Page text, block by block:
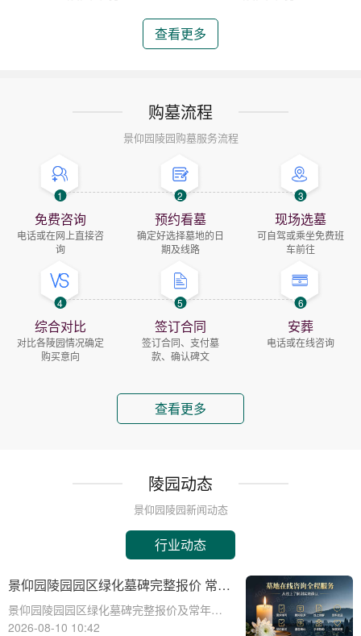
查看更多
购墓流程
景仰园陵园购墓服务流程
1
免费咨询
电话或在网上直接咨
询
2
预约看墓
确定好选择墓地的日
期及线路
3
现场选墓
可自驾或乘坐免费班
车前往
4
综合对比
对比各陵园情况确定
购买意向
5
签订合同
签订合同、支付墓
款、确认碑文
6
安葬
电话或在线咨询
查看更多
陵园动态
景仰园陵园新闻动态
行业动态
景仰园陵园园区绿化墓碑完整报价 常年
养护不收取额外费用详解
景仰园陵园园区绿化墓碑完整报价及常年养
护政策详解☎ 景仰园陵园电话:400-838-
2026-08-10 10:42